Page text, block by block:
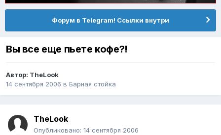
Форум в Telegram! Ссылки внутри
Вы все еще пьете кофе?!
Автор: TheLook
14 сентября 2006 в Барная стойка
TheLook
Опубликовано: 14 сентября 2006